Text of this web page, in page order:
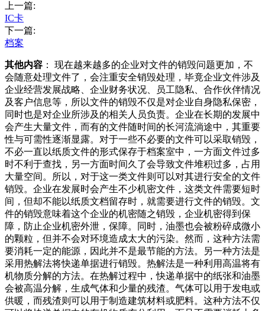
上一篇:
IC卡
下一篇:
档案
其他内容 ： 现在越来越多的企业对文件的销毁问题更加，不
会随意处理文件了，会注重安全销毁处理，毕竟企业文件涉及
企业经营发展战略、企业财务状况、员工隐私、合作伙伴情况
及客户信息等，所以文件的销毁不仅是对企业自身隐私保密，
同时也是对企业所涉及的相关人员负责。企业在长期的发展中
会产生大量文件，而有的文件随时间的长河流淌途中，其重要
性与可需性逐渐显露。对于一些不必要的文件可以采取销毁，
不必一直以纸质文件的形式保存于档案室中，一方面文件过多
时不利于查找，另一方面时间久了会导致文件堆积过多，占用
大量空间。所以，对于这一类文件则可以对其进行安全的文件
销毁。企业在发展时会产生不少机密文件，这类文件需要短时
间，但却不能以纸质文档留存时，就需要进行文件的销毁。文
件的销毁意味着这个企业的机密随之销毁，企业机密得到保
障，防止企业机密外泄，保障。同时，油墨也会被粉碎成微小
的颗粒，但并不会对环境造成太大的污染。然而，这种方法需
要消耗一定的能源，因此并不是最节能的方法。另一种方法是
采用热解法将快递单据进行销毁。热解法是一种利用高温将有
机物质分解的方法。在热解过程中，快递单据中的纸张和油墨
会被高温分解，生成气体和少量的残渣。气体可以用于发电或
供暖，而残渣则可以用于制造建筑材料或肥料。这种方法不仅